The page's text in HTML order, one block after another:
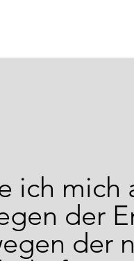
ich mich
der
der